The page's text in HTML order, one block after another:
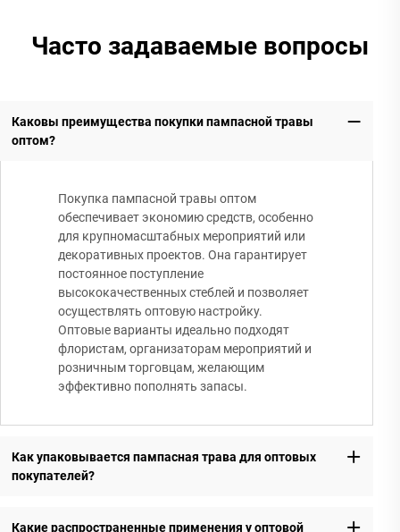
Часто задаваемые вопросы
Каковы преимущества покупки пампасной травы
оптом?
Покупка пампасной травы оптом
обеспечивает экономию средств, особенно
для крупномасштабных мероприятий или
декоративных проектов. Она гарантирует
постоянное поступление
высококачественных стеблей и позволяет
осуществлять оптовую настройку.
Оптовые варианты идеально подходят
флористам, организаторам мероприятий и
розничным торговцам, желающим
эффективно пополнять запасы.
Как упаковывается пампасная трава для оптовых
покупателей?
Какие распространенные применения у оптовой